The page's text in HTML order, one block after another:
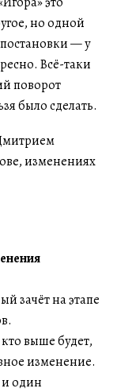
но одной
— у
Всё-таки
поворот
было сделать.
зачёт на этапе
выше будет,
изменение.
один